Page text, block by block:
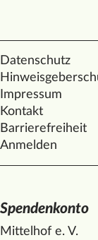
Datenschutz
Impressum
Kontakt
Barrierefreiheit
Anmelden
Spendenkonto
Mittelhof e. V.